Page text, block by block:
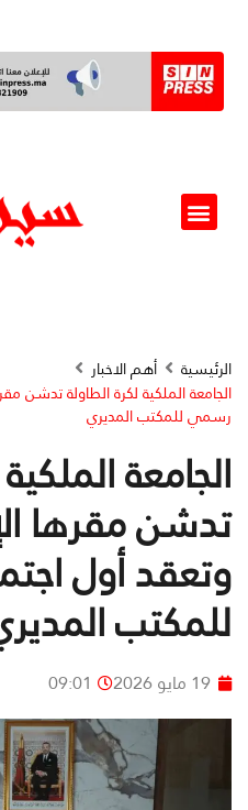
الرئيسية
أهم الاخبار
الجامعة الملكية لكرة الطاولة تدشن
رسمي للمكتب المديري
الجامعة
تدشن مقرها
وتعقد أول
للمكتب
19 مايو 2026 09:01